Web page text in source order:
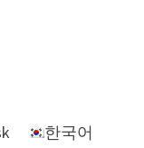
한국어